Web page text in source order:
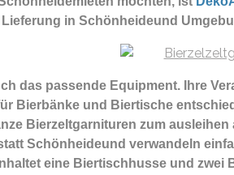
Lieferung in Schönheideund
das passende Equipment.
Ihre
Bierbänke und Biertische
Bierzeltgarnituren zum
Schönheideund verwandeln
eine Biertischhusse und